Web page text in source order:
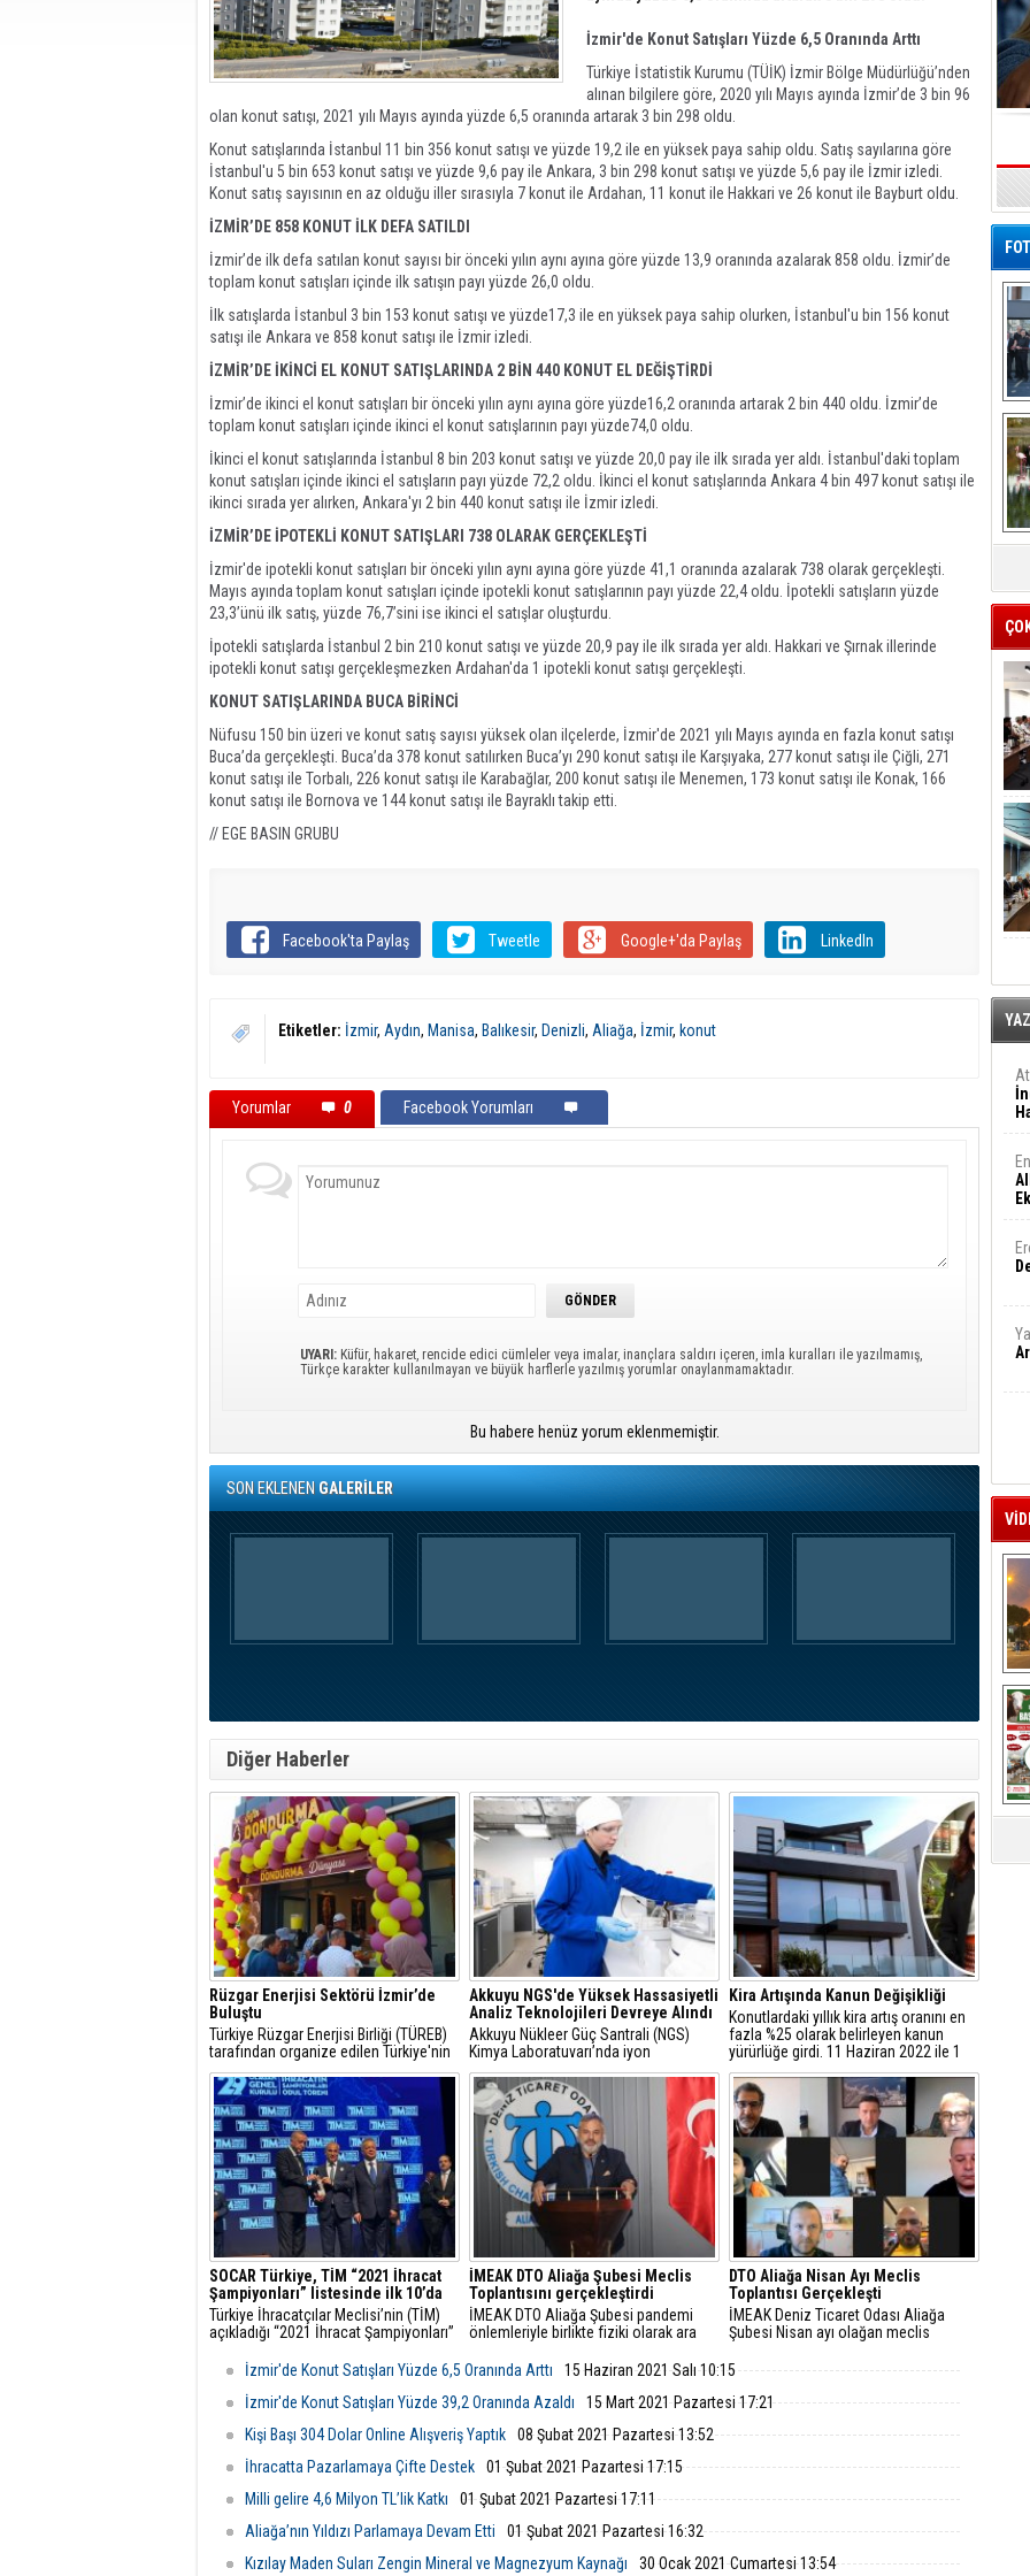
İzmir'de Konut Satışları Yüzde 6,5 Oranında Arttı
Türkiye İstatistik Kurumu (TÜİK) İzmir Bölge Müdürlüğü’nden
alınan bilgilere göre, 2020 yılı Mayıs ayında İzmir’de 3 bin 96
olan konut satışı, 2021 yılı Mayıs ayında yüzde 6,5 oranında artarak 3 bin 298 oldu.
Konut satışlarında İstanbul 11 bin 356 konut satışı ve yüzde 19,2 ile en yüksek paya sahip oldu. Satış sayılarına göre
İstanbul'u 5 bin 653 konut satışı ve yüzde 9,6 pay ile Ankara, 3 bin 298 konut satışı ve yüzde 5,6 pay ile İzmir izledi.
Konut satış sayısının en az olduğu iller sırasıyla 7 konut ile Ardahan, 11 konut ile Hakkari ve 26 konut ile Bayburt oldu.
İZMİR’DE 858 KONUT İLK DEFA SATILDI
İzmir’de ilk defa satılan konut sayısı bir önceki yılın aynı ayına göre yüzde 13,9 oranında azalarak 858 oldu. İzmir’de
toplam konut satışları içinde ilk satışın payı yüzde 26,0 oldu.
İlk satışlarda İstanbul 3 bin 153 konut satışı ve yüzde17,3 ile en yüksek paya sahip olurken, İstanbul'u bin 156 konut
satışı ile Ankara ve 858 konut satışı ile İzmir izledi.
İZMİR’DE İKİNCİ EL KONUT SATIŞLARINDA 2 BİN 440 KONUT EL DEĞİŞTİRDİ
İzmir’de ikinci el konut satışları bir önceki yılın aynı ayına göre yüzde16,2 oranında artarak 2 bin 440 oldu. İzmir’de
toplam konut satışları içinde ikinci el konut satışlarının payı yüzde74,0 oldu.
İkinci el konut satışlarında İstanbul 8 bin 203 konut satışı ve yüzde 20,0 pay ile ilk sırada yer aldı. İstanbul'daki toplam
konut satışları içinde ikinci el satışların payı yüzde 72,2 oldu. İkinci el konut satışlarında Ankara 4 bin 497 konut satışı ile
ikinci sırada yer alırken, Ankara'yı 2 bin 440 konut satışı ile İzmir izledi.
İZMİR’DE İPOTEKLİ KONUT SATIŞLARI 738 OLARAK GERÇEKLEŞTİ
İzmir'de ipotekli konut satışları bir önceki yılın aynı ayına göre yüzde 41,1 oranında azalarak 738 olarak gerçekleşti.
Mayıs ayında toplam konut satışları içinde ipotekli konut satışlarının payı yüzde 22,4 oldu. İpotekli satışların yüzde
23,3’ünü ilk satış, yüzde 76,7’sini ise ikinci el satışlar oluşturdu.
İpotekli satışlarda İstanbul 2 bin 210 konut satışı ve yüzde 20,9 pay ile ilk sırada yer aldı. Hakkari ve Şırnak illerinde
ipotekli konut satışı gerçekleşmezken Ardahan'da 1 ipotekli konut satışı gerçekleşti.
KONUT SATIŞLARINDA BUCA BİRİNCİ
Nüfusu 150 bin üzeri ve konut satış sayısı yüksek olan ilçelerde, İzmir'de 2021 yılı Mayıs ayında en fazla konut satışı
Buca’da gerçekleşti. Buca’da 378 konut satılırken Buca’yı 290 konut satışı ile Karşıyaka, 277 konut satışı ile Çiğli, 271
konut satışı ile Torbalı, 226 konut satışı ile Karabağlar, 200 konut satışı ile Menemen, 173 konut satışı ile Konak, 166
konut satışı ile Bornova ve 144 konut satışı ile Bayraklı takip etti.
// EGE BASIN GRUBU
Facebook'ta Paylaş Tweetle Google+'da Paylaş LinkedIn
Etiketler: İzmir, Aydın, Manisa, Balıkesir, Denizli, Aliağa, İzmir, konut
Yorumlar 0 Facebook Yorumları
UYARI: Küfür, hakaret, rencide edici cümleler veya imalar, inançlara saldırı içeren, imla kuralları ile yazılmamış,
Türkçe karakter kullanılmayan ve büyük harflerle yazılmış yorumlar onaylanmamaktadır.
Bu habere henüz yorum eklenmemiştir.
SON EKLENENGALERİLER
Diğer Haberler
Rüzgar Enerjisi Sektörü İzmir’de
Buluştu
Türkiye Rüzgar Enerjisi Birliği (TÜREB)
tarafından organize edilen Türkiye'nin
en büyük ve en kapsamlı rüzgar
enerjisi organizasyonu olan Türkiye
Rüzgar Enerjisi Kongresi (TÜREK), bu
yıl 4-5 Eylül'de İzmir'de düzenlendi.
Akkuyu NGS'de Yüksek Hassasiyetli
Analiz Teknolojileri Devreye Alındı
Akkuyu Nükleer Güç Santrali (NGS)
Kimya Laboratuvarı’nda iyon
kromatografi cihazının işletime
alınması için gereken kontrol
çalışmaları tamamlandı.
Kira Artışında Kanun Değişikliği
​Konutlardaki yıllık kira artış oranını en
fazla %25 olarak belirleyen kanun
yürürlüğe girdi. 11 Haziran 2022 ile 1
Temmuz 2023 arasında kira
bedellerine yapılabilecek artış oranı,
TÜFE’ye bakılmaksızın en fazla %25
olarak belirlendi.
SOCAR Türkiye, TİM “2021 İhracat
Şampiyonları” listesinde ilk 10’da
​Türkiye İhracatçılar Meclisi’nin (TİM)
açıkladığı “2021 İhracat Şampiyonları”
yatırımcısı SOCAR Türkiye 8’inciliğe
layık görüldü. TİM’in İlk 1000 İhracatçı
listesinde SOCAR Türkiye grup şirketi
İMEAK DTO Aliağa Şubesi Meclis
Toplantısını gerçekleştirdi
​İMEAK DTO Aliağa Şubesi pandemi
önlemleriyle birlikte fiziki olarak ara
oturumu ile başlattı.
DTO Aliağa Nisan Ayı Meclis
Toplantısı Gerçekleşti
İMEAK Deniz Ticaret Odası Aliağa
Şubesi Nisan ayı olağan meclis
Tarkan Avcı başkanlığında; Yönetim
ve şube meclis üyelerinin katılımıyla
İzmir'de Konut Satışları Yüzde 6,5 Oranında Arttı
15 Haziran 2021 Salı 10:15
İzmir'de Konut Satışları Yüzde 39,2 Oranında Azaldı
15 Mart 2021 Pazartesi 17:21
Kişi Başı 304 Dolar Online Alışveriş Yaptık
08 Şubat 2021 Pazartesi 13:52
İhracatta Pazarlamaya Çifte Destek
01 Şubat 2021 Pazartesi 17:15
Milli gelire 4,6 Milyon TL’lik Katkı
01 Şubat 2021 Pazartesi 17:11
Aliağa’nın Yıldızı Parlamaya Devam Etti
01 Şubat 2021 Pazartesi 16:32
Kızılay Maden Suları Zengin Mineral ve Magnezyum Kaynağı
30 Ocak 2021 Cumartesi 13:54